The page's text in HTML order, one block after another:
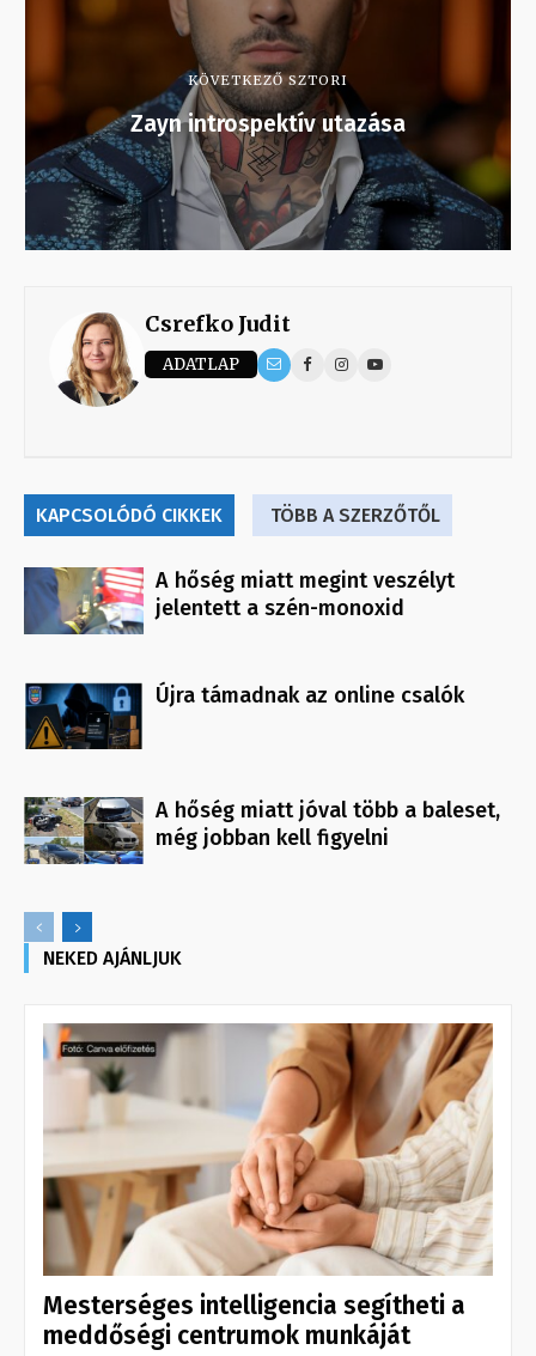
KÖVETKEZŐ SZTORI
Zayn introspektív utazása
Csrefko Judit
ADATLAP
KAPCSOLÓDÓ CIKKEK TÖBB A SZERZŐTŐL
A hőség miatt megint veszélyt
jelentett a szén-monoxid
Újra támadnak az online csalók
A hőség miatt jóval több a baleset,
még jobban kell figyelni
NEKED AJÁNLJUK
Mesterséges intelligencia segítheti a
meddőségi centrumok munkáját